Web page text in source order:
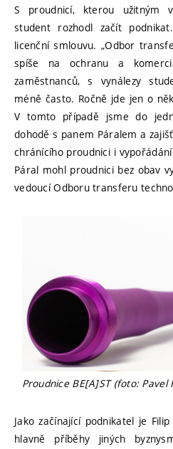
S proudnicí, kterou užitným
student rozhodl začít
licenční smlouvu. „Odbor
spíše na ochranu a
zaměstnanců, s vynálezy
méně často. Ročně jde jen o
V tomto případě jsme do
dohodě s panem Páralem a
chránícího proudnici i
Páral mohl proudnici bez obav
vedoucí Odboru transferu
Proudnice BE[A]ST (foto: Pavel
Jako začínající podnikatel je
hlavně příběhy jiných